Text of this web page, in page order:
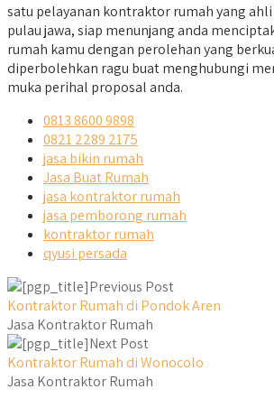
satu pelayanan kontraktor rumah yang
pulau jawa, siap menunjang anda
rumah kamu dengan perolehan yang
diperbolehkan ragu buat menghubungi
muka perihal proposal anda.
0813 8600 9898
0821 2289 2175
jasa bikin rumah
Jasa Buat Rumah
jasa kontraktor rumah
jasa pemborong rumah
kontraktor rumah
qyusi persada
Previous Post
Kontraktor Rumah di Pondok Aren
Jasa Kontraktor Rumah
Next Post
Kontraktor Rumah di Wonocolo
Jasa Kontraktor Rumah